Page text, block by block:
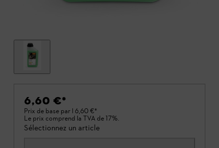
6,60 €*
Prix de base par l 6,60 €*
Le prix comprend la TVA de 17%.
Sélectionnez un article